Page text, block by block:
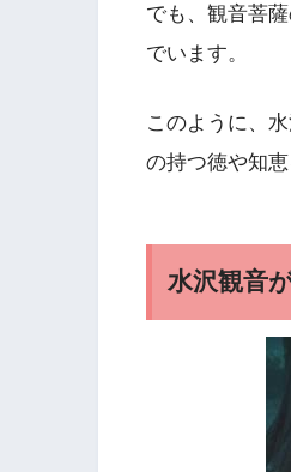
でも、観音菩
でいます。
このように、
の持つ徳や知
水沢観音